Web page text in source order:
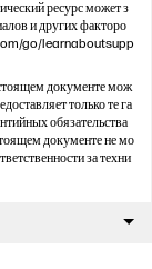
ресурс может з
и других факторо
go/learnaboutsupp
документе мож
только те га
обязательства
документе не мо
за техни